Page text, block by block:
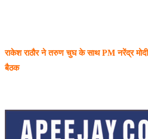
राकेश राठौर ने तरुण चुघ के साथ PM नरेंद्र
बैठक